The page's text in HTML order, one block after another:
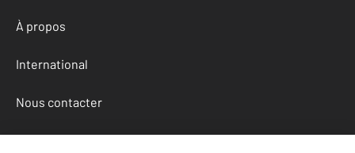
À propos
International
Nous contacter